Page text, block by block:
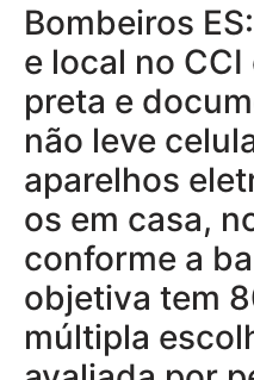
Bombeiros
e local no
preta e
não leve
aparelhos
os em casa,
conforme a
objetiva tem
múltipla